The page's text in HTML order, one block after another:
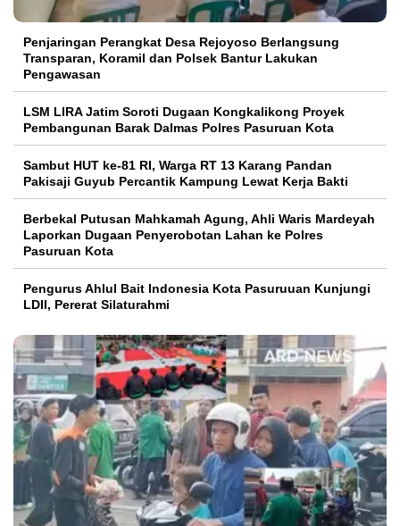
Penjaringan Perangkat Desa Rejoyoso Berlangsung
Transparan, Koramil dan Polsek Bantur Lakukan
Pengawasan
LSM LIRA Jatim Soroti Dugaan Kongkalikong Proyek
Pembangunan Barak Dalmas Polres Pasuruan Kota
Sambut HUT ke-81 RI, Warga RT 13 Karang Pandan
Pakisaji Guyub Percantik Kampung Lewat Kerja Bakti
Berbekal Putusan Mahkamah Agung, Ahli Waris Mardeyah
Laporkan Dugaan Penyerobotan Lahan ke Polres
Pasuruan Kota
Pengurus Ahlul Bait Indonesia Kota Pasuruuan Kunjungi
LDII, Pererat Silaturahmi